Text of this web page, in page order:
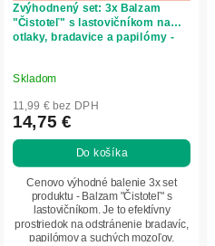
Zvýhodnený set: 3x Balzam
"Čistoteľ" s lastovičníkom na
otlaky, bradavice a papilómy -
Skladom
11,99 € bez DPH
14,75 €
Do košíka
Cenovo výhodné balenie 3x set
produktu - Balzam "Čistoteľ" s
lastovičníkom. Je to efektívny
prostriedok na odstránenie bradavíc,
papilómov a suchých mozoľov.